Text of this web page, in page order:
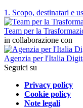
1. Scopo, destinatari e
Team per la
in collaborazione con
Agenzia per l'Italia
Seguici su
Privacy policy
Cookie policy
Note legali